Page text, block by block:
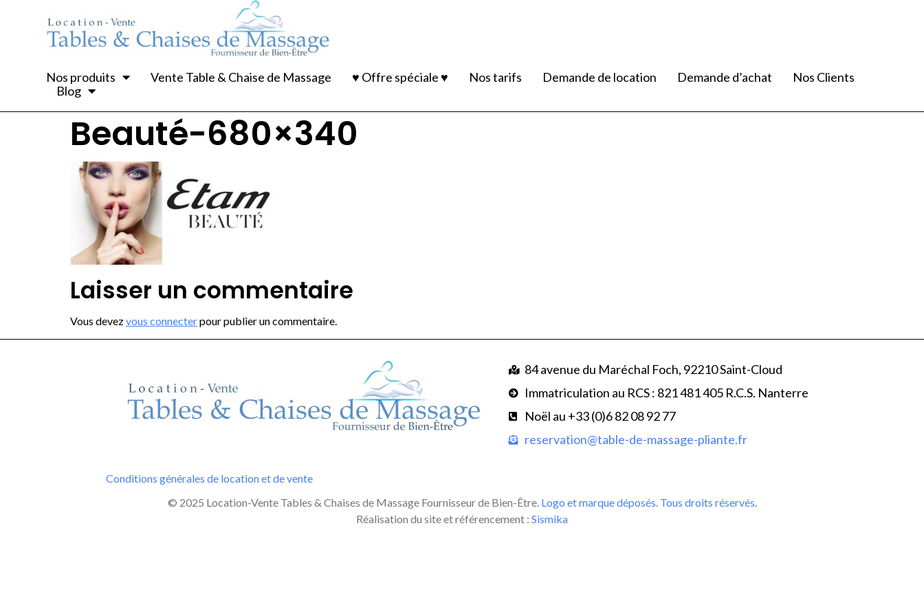
Nos produits Vente Table & Chaise de Massage ♥ Offre spéciale ♥ Nos tarifs Demande de location Demande d’achat
Nos Clients
Blog
Beauté-680×340
Laisser un commentaire
Vous devezvous connecterpour publier un commentaire.
84 avenue du Maréchal Foch, 92210 Saint-Cloud
Immatriculation au RCS : 821 481 405 R.C.S. Nanterre
Noël au +33 (0)6 82 08 92 77
reservation@table-de-massage-pliante.fr
Conditions générales de location et de vente
© 2025 Location-Vente Tables & Chaises de Massage Fournisseur de Bien-Être. Logo et marque déposés. Tous droits réservés.
Réalisation du site et référencement : Sismika